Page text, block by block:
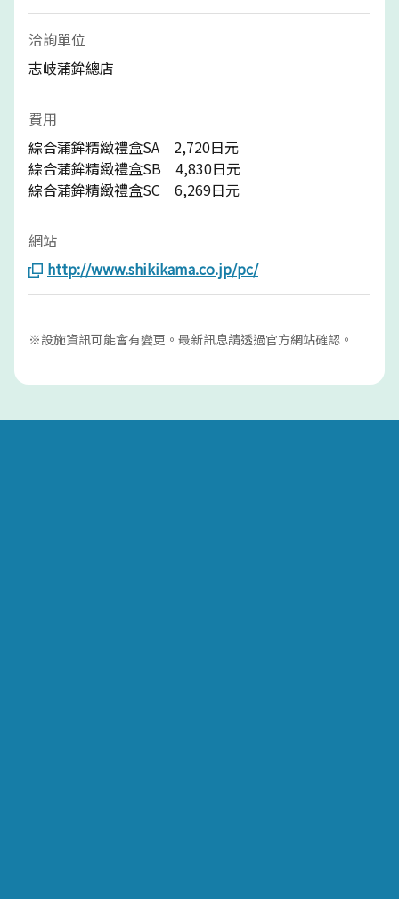
洽詢單位
志岐蒲鉾總店
費用
綜合蒲鉾精緻禮盒SA 2,720日元
綜合蒲鉾精緻禮盒SB 4,830日元
綜合蒲鉾精緻禮盒SC 6,269日元
網站
http://www.shikikama.co.jp/pc/
※設施資訊可能會有變更。最新訊息請透過官方網站確認。